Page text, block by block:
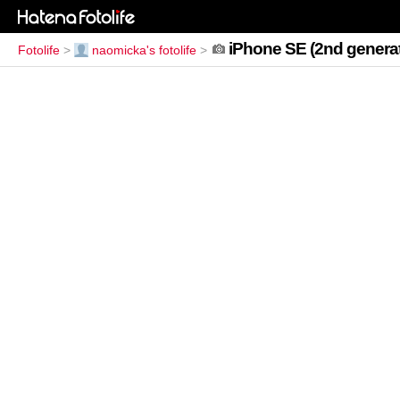
Fotolife > naomicka's fotolife > iPhone SE (2nd